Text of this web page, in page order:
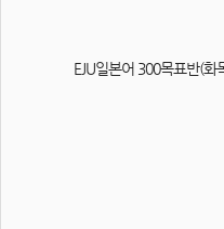
EJU일본어 300목표반(화